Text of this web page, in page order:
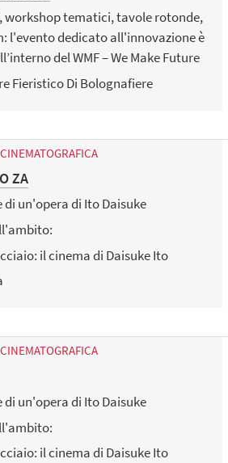
workshop tematici, tavole rotonde,
l'evento dedicato all'innovazione è
del WMF – We Make Future
Fieristico Di Bolognafiere
ZA
di un'opera di Ito Daisuke
il cinema di Daisuke Ito
di un'opera di Ito Daisuke
il cinema di Daisuke Ito